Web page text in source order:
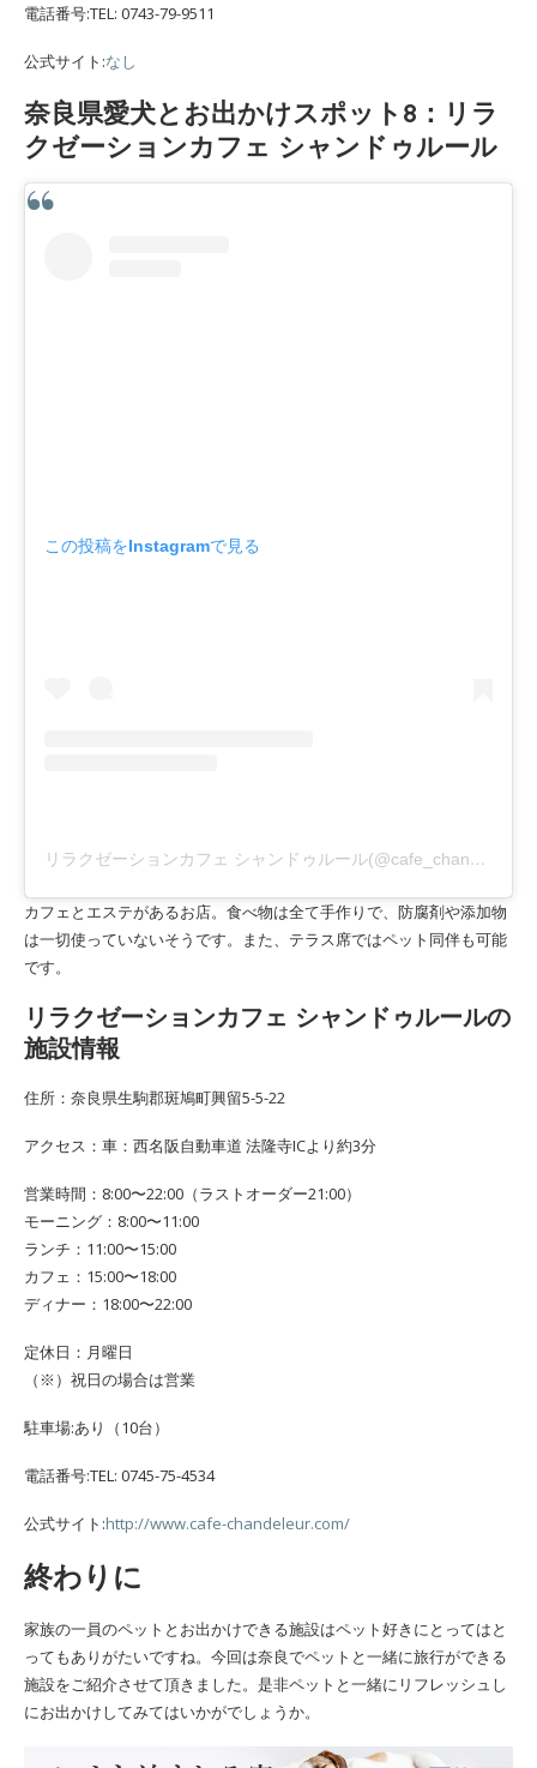
電話番号:TEL: 0743-79-9511
公式サイト:なし
奈良県愛犬とお出かけスポット8：リラ
クゼーションカフェ シャンドゥルール
この投稿をInstagramで見る
リラクゼーションカフェ シャンドゥルール(@cafe_chandeleur)がシェアした投稿
カフェとエステがあるお店。食べ物は全て手作りで、防腐剤や添加物
は一切使っていないそうです。また、テラス席ではペット同伴も可能
です。
リラクゼーションカフェ シャンドゥルールの
施設情報
住所：奈良県生駒郡斑鳩町興留5-5-22
アクセス：車：西名阪自動車道 法隆寺ICより約3分
営業時間：8:00〜22:00（ラストオーダー21:00）
モーニング：8:00〜11:00
ランチ：11:00〜15:00
カフェ：15:00〜18:00
ディナー：18:00〜22:00
定休日：月曜日
（※）祝日の場合は営業
駐車場:あり（10台）
電話番号:TEL: 0745-75-4534
公式サイト:http://www.cafe-chandeleur.com/
終わりに
家族の一員のペットとお出かけできる施設はペット好きにとってはと
ってもありがたいですね。今回は奈良でペットと一緒に旅行ができる
施設をご紹介させて頂きました。是非ペットと一緒にリフレッシュし
にお出かけしてみてはいかがでしょうか。